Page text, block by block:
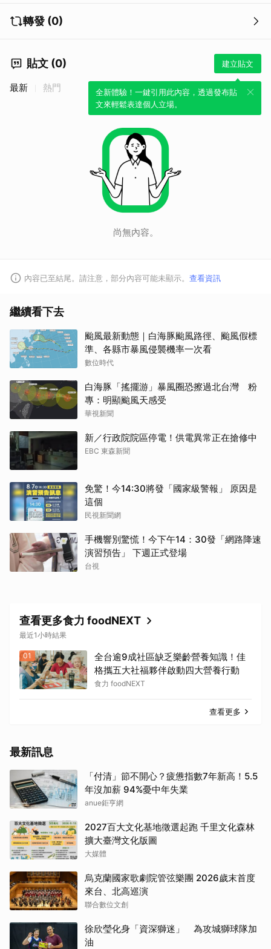
轉發 (0)
貼文 (0) 建立貼文
全新體驗！一鍵引用此內容，透過發布貼
文來輕鬆表達個人立場。
最新 熱門
尚無內容。
內容已至結尾。請注意，部分內容可能未顯示。 查看資訊
繼續看下去
颱風最新動態｜白海豚颱風路徑、颱風假標
準、各縣市暴風侵襲機率一次看
數位時代
白海豚「搖擺游」暴風圈恐擦過北台灣 粉
專：明顯颱風天感受
華視新聞
新／行政院院區停電！供電異常正在搶修中
EBC 東森新聞
免驚！今14:30將發「國家級警報」 原因是
這個
民視新聞網
手機響別驚慌！今下午14：30發「網路降速
演習預告」 下週正式登場
台視
查看更多食力 foodNEXT
最近1小時結果
01
全台逾9成社區缺乏樂齡營養知識！佳
格攜五大社福夥伴啟動四大營養行動
食力 foodNEXT
查看更多
最新訊息
「付清」節不開心？疲憊指數7年新高！5.5
年沒加薪 94%憂中年失業
anue鉅亨網
2027百大文化基地徵選起跑 千里文化森林
擴大臺灣文化版圖
大媒體
烏克蘭國家歌劇院管弦樂團 2026歲末首度
來台、北高巡演
聯合數位文創
徐欣瑩化身「資深獅迷」 為攻城獅球隊加
油